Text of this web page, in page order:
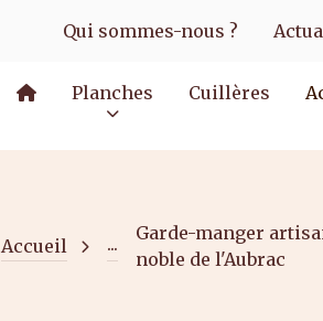
Qui sommes-nous ?
Planches Cuillères
Accueil ...
Garde-manger
noble de l'Aubrac